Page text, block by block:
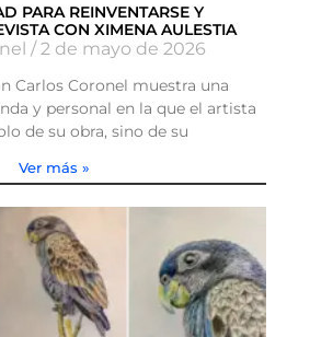
PARA REINVENTARSE Y
CON XIMENA AULESTIA
2 de mayo de 2026
Carlos Coronel muestra una
y personal en la que el artista
de su obra, sino de su
Ver más »